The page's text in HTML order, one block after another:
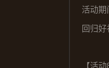
活动期
回归
【活动